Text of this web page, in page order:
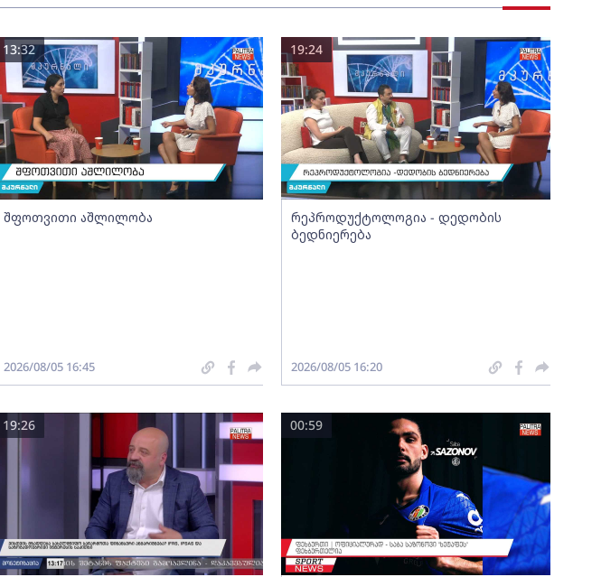
შფოთვითი აშლილობა
13:32
2026/08/05 16:45
რეპროდუქტოლოგია - დედობის
ბედნიერება
19:24
2026/08/05 16:20
19:26 00:59